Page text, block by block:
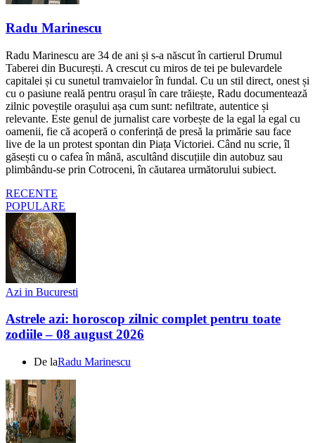
Radu Marinescu
Radu Marinescu are 34 de ani și s-a născut în cartierul Drumul
Taberei din București. A crescut cu miros de tei pe bulevardele
capitalei și cu sunetul tramvaielor în fundal. Cu un stil direct, onest și
cu o pasiune reală pentru orașul în care trăiește, Radu documentează
zilnic poveștile orașului așa cum sunt: nefiltrate, autentice și
relevante. Este genul de jurnalist care vorbește de la egal la egal cu
oamenii, fie că acoperă o conferință de presă la primărie sau face
live de la un protest spontan din Piața Victoriei. Când nu scrie, îl
găsești cu o cafea în mână, ascultând discuțiile din autobuz sau
plimbându-se prin Cotroceni, în căutarea următorului subiect.
RECENTE
POPULARE
Azi in Bucuresti
Astrele azi: horoscop zilnic complet pentru toate
zodiile – 08 august 2026
De laRadu Marinescu